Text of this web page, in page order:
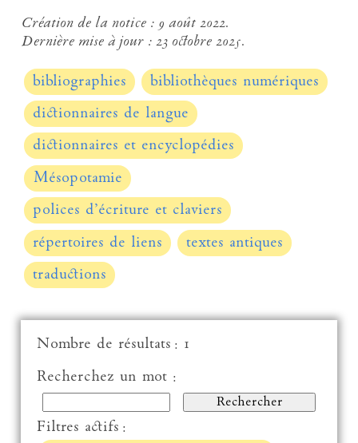
Création de la notice : 9 août 2022.
Dernière mise à jour :23 octobre 2025.
bibliographies
bibliothèques numériques
dictionnaires de langue
dictionnaires et encyclopédies
Mésopotamie
polices d’écriture et claviers
répertoires de liens
textes antiques
traductions
Nombre de résultats : 1
Recherchez un mot :
Filtres actifs :